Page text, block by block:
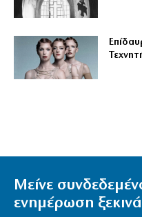
Μείνε
ενημέρωση